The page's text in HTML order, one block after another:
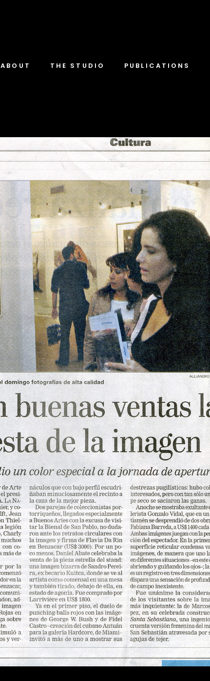
ABOUT THE STUDIO PUBLICATIONS